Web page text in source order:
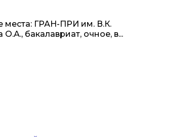
места: ГРАН-ПРИ им. В.К.
бакалавриат, очное, в...